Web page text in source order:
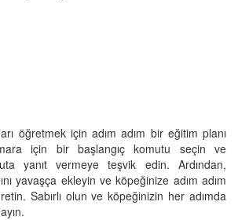
öğretmek için adım adım bir eğitim planı
için bir başlangıç ​​komutu seçin ve
yanıt vermeye teşvik edin. Ardından,
yavaşça ekleyin ve köpeğinize adım adım
Sabırlı olun ve köpeğinizin her adımda